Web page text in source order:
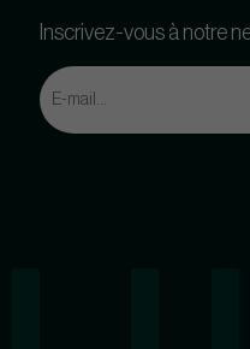
Inscrivez-vous à notre